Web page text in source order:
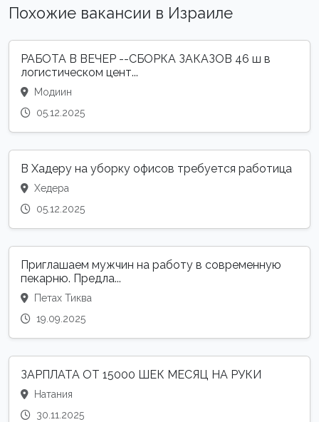
Похожие вакансии в Израиле
РАБОТА В ВЕЧЕР --СБОРКА ЗАКАЗОВ 46 ш в
логистическом цент...
Модиин
05.12.2025
В Хадеру на уборку офисов требуется работица
Хедера
05.12.2025
Приглашаем мужчин на работу в современную
пекарню. Предла...
Петах Тиква
19.09.2025
ЗАРПЛАТА ОТ 15000 ШЕК МЕСЯЦ НА РУКИ
Натания
30.11.2025